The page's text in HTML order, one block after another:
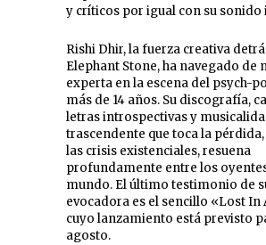
y críticos por igual con su sonido
Rishi Dhir, la fuerza creativa
Elephant Stone, ha navegado de
experta en la escena del psych-
más de 14 años. Su discografía,
letras introspectivas y
trascendente que toca la
las crisis existenciales, resuena
profundamente entre los
mundo. El último testimonio de
evocadora es el sencillo «Lost In
cuyo lanzamiento está previsto
agosto.